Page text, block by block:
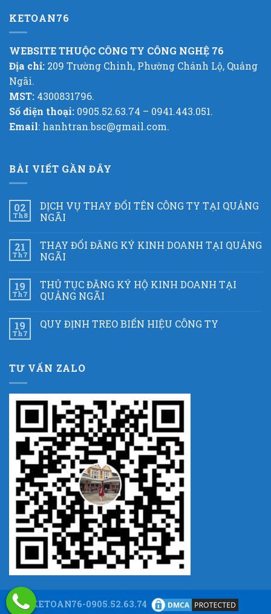
KETOAN76
WEBSITE THUỘC CÔNG TY CÔNG NGHỆ 76
Địa chỉ: 209 Trường Chinh, Phường Chánh Lộ, Quảng
Ngãi.
MST: 4300831796.
Số điện thoại: 0905.52.63.74 – 0941.443.051.
Email: hanhtran.bsc@gmail.com.
BÀI VIẾT GẦN ĐÂY
02
Th8
DỊCH VỤ THAY ĐỔI TÊN CÔNG TY TẠI QUẢNG
NGÃI
21
Th7
THAY ĐỔI ĐĂNG KÝ KINH DOANH TẠI QUẢNG
NGÃI
19
Th7
THỦ TỤC ĐĂNG KÝ HỘ KINH DOANH TẠI
QUẢNG NGÃI
19
Th7
QUY ĐỊNH TREO BIỂN HIỆU CÔNG TY
TƯ VẤN ZALO
KETOAN76-0905.52.63.74